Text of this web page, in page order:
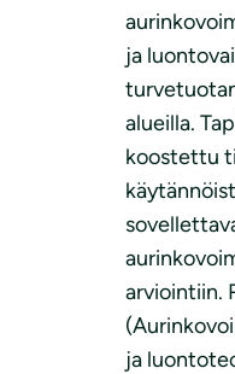
ja
alueilla.
koostettu
arviointiin.
ja